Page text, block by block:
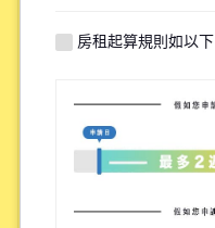
上學或上班的便利性
周邊環境
語言環境
房租起算規則如以下